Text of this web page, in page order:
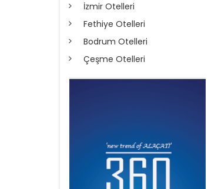
İzmir Otelleri
Fethiye Otelleri
Bodrum Otelleri
Çeşme Otelleri